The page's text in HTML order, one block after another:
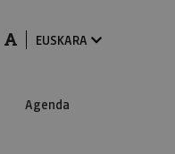
mode
A-modeEUSKARA
Agenda